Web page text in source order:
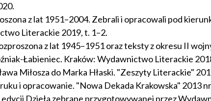
z lat 1951–2004. Zebrali i opracowali pod
Literackie 2019, t. 1–2.
z lat 1945–1951 oraz teksty z okresu II
Łabieniec. Kraków: Wydawnictwo Literackie
Miłosza do Marka Hłaski. "Zeszyty Literackie"
i opracowanie. "Nowa Dekada Krakowska" 2013
Dzieła zebrane przygotowywanej przez